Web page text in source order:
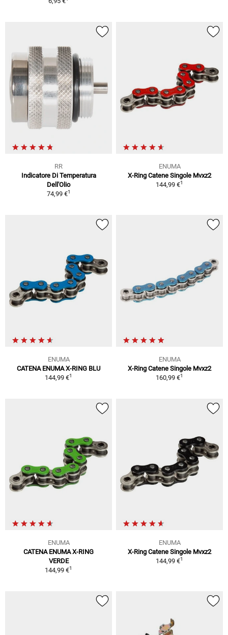
RR
Indicatore Di Temperatura
Dell'Olio
74,99 €1
ENUMA
X-Ring Catene Singole Mvxz2
144,99 €1
ENUMA
CATENA ENUMA X-RING BLU
144,99 €1
ENUMA
X-Ring Catene Singole Mvxz2
160,99 €1
ENUMA
CATENA ENUMA X-RING
VERDE
144,99 €1
ENUMA
X-Ring Catene Singole Mvxz2
144,99 €1